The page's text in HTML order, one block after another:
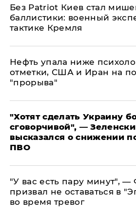
​Без Patriot Киев стал
баллистики: военный
тактике Кремля
Нефть упала ниже
отметки, США и Иран на
"прорыва"
​"Хотят сделать Украину
сговорчивой", —
высказался о снижении
ПВО
​"У вас есть пару минут",
призвал не оставаться в
во время тревог